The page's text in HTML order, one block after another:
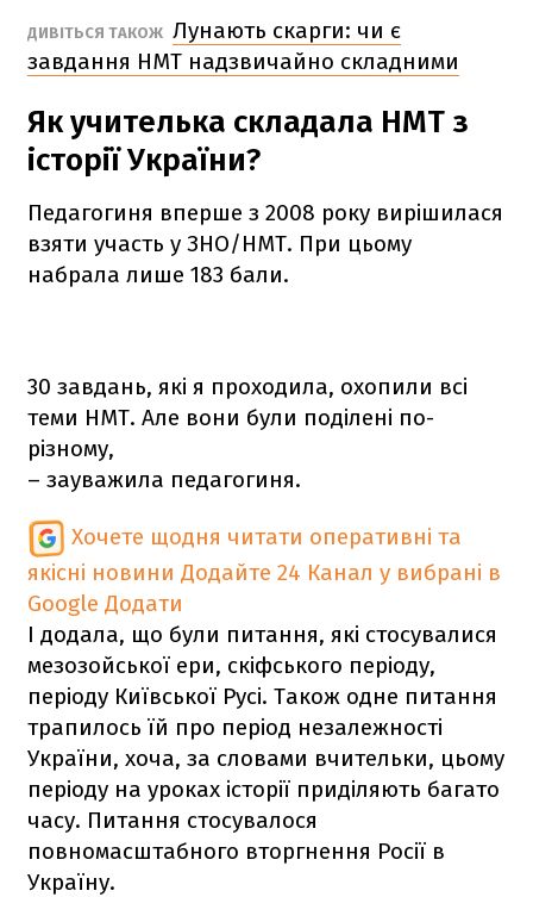
ДИВІТЬСЯ ТАКОЖ Лунають скарги: чи є
завдання НМТ надзвичайно складними
Як учителька складала НМТ з
історії України?
Педагогиня вперше з 2008 року вирішилася
взяти участь у ЗНО/НМТ. При цьому
набрала лише 183 бали.
30 завдань, які я проходила, охопили всі
теми НМТ. Але вони були поділені по-
різному,
– зауважила педагогиня.
Хочете щодня читати оперативні та
якісні новини Додайте 24 Канал у вибрані в
Google Додати
І додала, що були питання, які стосувалися
мезозойської ери, скіфського періоду,
періоду Київської Русі. Також одне питання
трапилось їй про період незалежності
України, хоча, за словами вчительки, цьому
періоду на уроках історії приділяють багато
часу. Питання стосувалося
повномасштабного вторгнення Росії в
Україну.